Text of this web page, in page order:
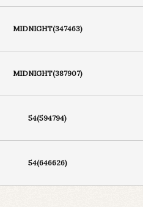
MIDNIGHT(347463)
MIDNIGHT(387907)
54(594794)
54(646626)